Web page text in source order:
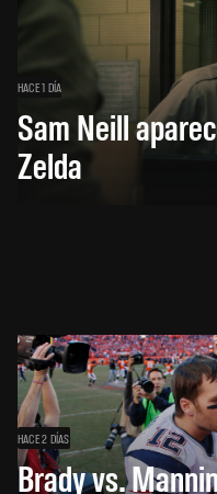
HACE 1 DÍA
Sam Neill
Zelda
HACE 2 DÍAS
Brady vs.